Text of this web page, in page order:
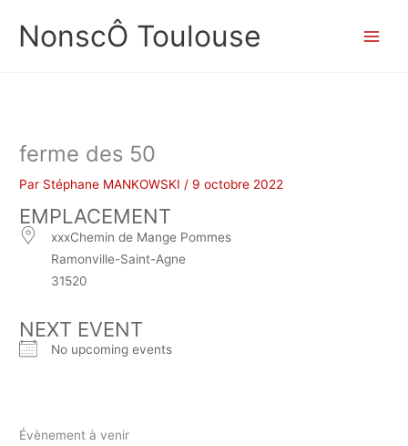
contenu
NonscÔ Toulouse
ferme des 50
Par Stéphane MANKOWSKI/ 9 octobre 2022
EMPLACEMENT
xxxChemin de Mange Pommes
Ramonville-Saint-Agne
31520
NEXT EVENT
No upcoming events
Évènement à venir